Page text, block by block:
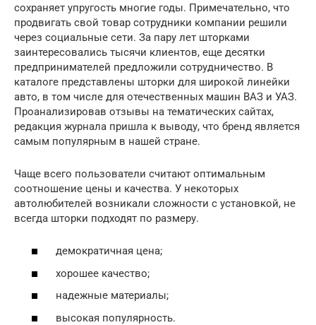
сохраняет упругость многие годы. Примечательно, что
продвигать свой товар сотрудники компании решили
через социальные сети. За пару лет шторками
заинтересовались тысячи клиентов, еще десятки
предпринимателей предложили сотрудничество. В
каталоге представлены шторки для широкой линейки
авто, в том числе для отечественных машин ВАЗ и УАЗ.
Проанализировав отзывы на тематических сайтах,
редакция журнала пришла к выводу, что бренд является
самым популярным в нашей стране.
Чаще всего пользователи считают оптимальным
соотношение цены и качества. У некоторых
автолюбителей возникали сложности с установкой, не
всегда шторки подходят по размеру.
демократичная цена;
хорошее качество;
надежные материалы;
высокая популярность.